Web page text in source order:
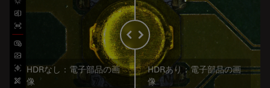
HDRなし：電子部品の画
像
HDRあり：電子部品の画
像